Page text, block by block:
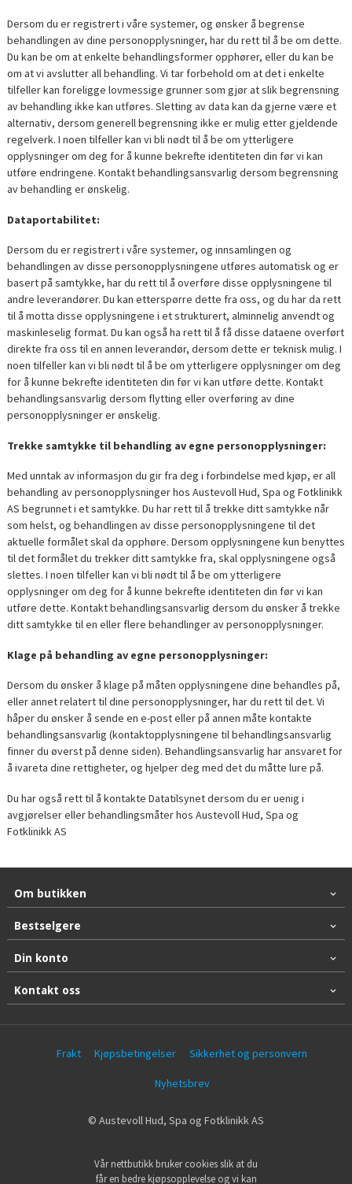
Dersom du er registrert i våre systemer, og ønsker å begrense
behandlingen av dine personopplysninger, har du rett til å be om dette.
Du kan be om at enkelte behandlingsformer opphører, eller du kan be
om at vi avslutter all behandling. Vi tar forbehold om at det i enkelte
tilfeller kan foreligge lovmessige grunner som gjør at slik begrensning
av behandling ikke kan utføres. Sletting av data kan da gjerne være et
alternativ, dersom generell begrensning ikke er mulig etter gjeldende
regelverk. I noen tilfeller kan vi bli nødt til å be om ytterligere
opplysninger om deg for å kunne bekrefte identiteten din før vi kan
utføre endringene. Kontakt behandlingsansvarlig dersom begrensning
av behandling er ønskelig.
Dataportabilitet:
Dersom du er registrert i våre systemer, og innsamlingen og
behandlingen av disse personopplysningene utføres automatisk og er
basert på samtykke, har du rett til å overføre disse opplysningene til
andre leverandører. Du kan etterspørre dette fra oss, og du har da rett
til å motta disse opplysningene i et strukturert, alminnelig anvendt og
maskinleselig format. Du kan også ha rett til å få disse dataene overført
direkte fra oss til en annen leverandør, dersom dette er teknisk mulig. I
noen tilfeller kan vi bli nødt til å be om ytterligere opplysninger om deg
for å kunne bekrefte identiteten din før vi kan utføre dette. Kontakt
behandlingsansvarlig dersom flytting eller overføring av dine
personopplysninger er ønskelig.
Trekke samtykke til behandling av egne personopplysninger:
Med unntak av informasjon du gir fra deg i forbindelse med kjøp, er all
behandling av personopplysninger hos Austevoll Hud, Spa og Fotklinikk
AS begrunnet i et samtykke. Du har rett til å trekke ditt samtykke når
som helst, og behandlingen av disse personopplysningene til det
aktuelle formålet skal da opphøre. Dersom opplysningene kun benyttes
til det formålet du trekker ditt samtykke fra, skal opplysningene også
slettes. I noen tilfeller kan vi bli nødt til å be om ytterligere
opplysninger om deg for å kunne bekrefte identiteten din før vi kan
utføre dette. Kontakt behandlingsansvarlig dersom du ønsker å trekke
ditt samtykke til en eller flere behandlinger av personopplysninger.
Klage på behandling av egne personopplysninger:
Dersom du ønsker å klage på måten opplysningene dine behandles på,
eller annet relatert til dine personopplysninger, har du rett til det. Vi
håper du ønsker å sende en e-post eller på annen måte kontakte
behandlingsansvarlig (kontaktopplysningene til behandlingsansvarlig
finner du øverst på denne siden). Behandlingsansvarlig har ansvaret for
å ivareta dine rettigheter, og hjelper deg med det du måtte lure på.
Du har også rett til å kontakte Datatilsynet dersom du er uenig i
avgjørelser eller behandlingsmåter hos Austevoll Hud, Spa og
Fotklinikk AS
Om butikken
Bestselgere
Din konto
Kontakt oss
Frakt Kjøpsbetingelser Sikkerhet og personvern
Nyhetsbrev
© Austevoll Hud, Spa og Fotklinikk AS
Vår nettbutikk bruker cookies slik at du
får en bedre kjøpsopplevelse og vi kan